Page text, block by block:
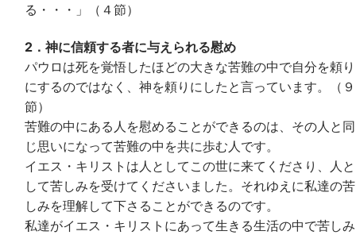
る・・・」（４節）
2．神に信頼する者に与えられる慰め
パウロは死を覚悟したほどの大きな苦難の中で自分を頼り
にするのではなく、神を頼りにしたと言っています。（９
節）
苦難の中にある人を慰めることができるのは、その人と同
じ思いになって苦難の中を共に歩む人です。
イエス・キリストは人としてこの世に来てくださり、人と
して苦しみを受けてくださいました。それゆえに私達の苦
しみを理解して下さることができるのです。
私達がイエス・キリストにあって生きる生活の中で苦しみ